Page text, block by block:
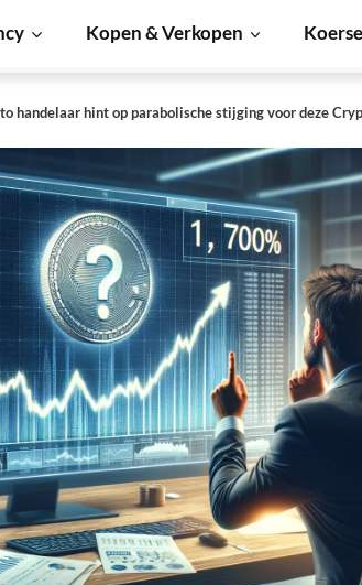
Kopen & Verkopen
handelaar hint op parabolische stijging voor deze